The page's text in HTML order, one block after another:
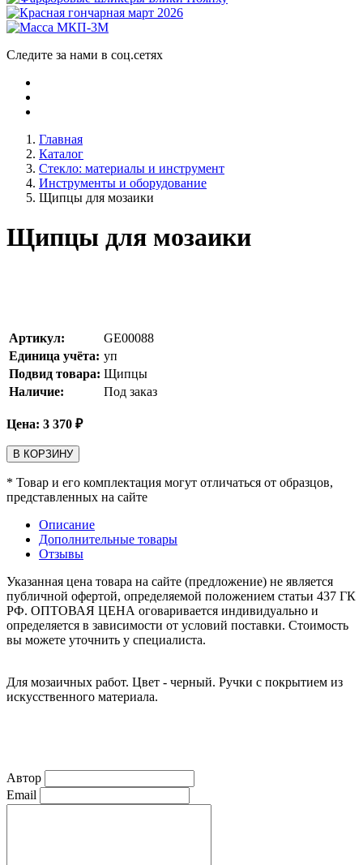
Следите за нами в соц.сетях
Главная
Каталог
Стекло: материалы и инструмент
Инструменты и оборудование
Щипцы для мозаики
Щипцы для мозаики
Артикул:
GE00088
Единица учёта: уп
Подвид товара: Щипцы
Наличие:
Под заказ
Цена: 3 370 ₽
В КОРЗИНУ
* Товар и его комплектация могут отличаться от образцов,
представленных на сайте
Описание
Дополнительные товары
Отзывы
Указанная цена товара на сайте (предложение) не является
публичной офертой, определяемой положением статьи 437 ГК
РФ. ОПТОВАЯ ЦЕНА оговаривается индивидуально и
определяется в зависимости от условий поставки. Стоимость
вы можете уточнить у специалиста.
Для мозаичных работ. Цвет - черный. Ручки с покрытием из
искусственного материала.
Автор
Email